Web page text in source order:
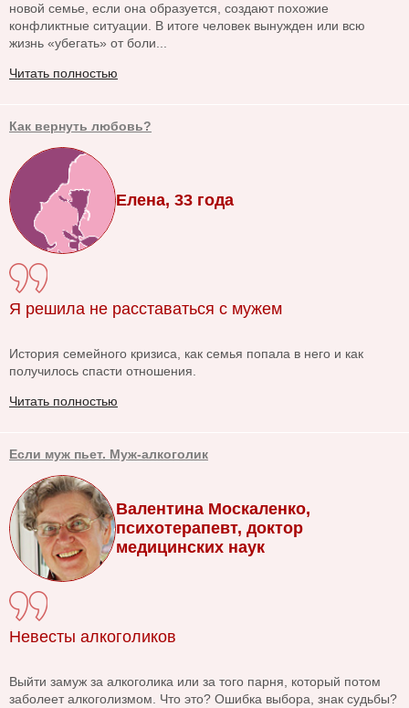
новой семье, если она образуется, создают похожие
конфликтные ситуации. В итоге человек вынужден или всю
жизнь «убегать» от боли...
Читать полностью
Как вернуть любовь?
Елена, 33 года
Я решила не расставаться с мужем
История семейного кризиса, как семья попала в него и как
получилось спасти отношения.
Читать полностью
Если муж пьет. Муж-алкоголик
Валентина Москаленко,
психотерапевт, доктор
медицинских наук
Невесты алкоголиков
Выйти замуж за алкоголика или за того парня, который потом
заболеет алкоголизмом. Что это? Ошибка выбора, знак судьбы?